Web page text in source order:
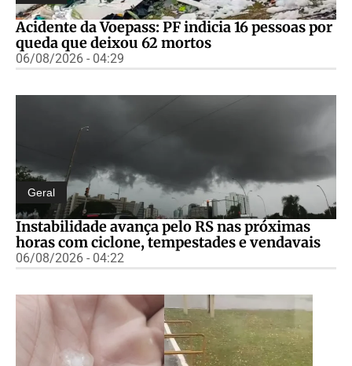
Acidente da Voepass: PF indicia 16 pessoas por
queda que deixou 62 mortos
06/08/2026 - 04:29
Geral
Instabilidade avança pelo RS nas próximas
horas com ciclone, tempestades e vendavais
06/08/2026 - 04:22